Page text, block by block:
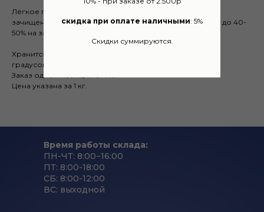
скидка при оплате наличными: 5%
Скидки суммируются.
Лёгкое говяжье в замороженном виде. Легкое не
зачищенное, жир и соединительная ткань присутствует до 40-
50% на заказ.
Хранится в холодильной камере при температуре -18
градусов.
Заказ одной позиции от 1 кг.
Цена указана за 1 кг.
Время работы склада:
ПН-ЧТ: 8:00−16:00
ПТ: 8:00-18:00
СБ: 8:00-12:00
ВС: выходной